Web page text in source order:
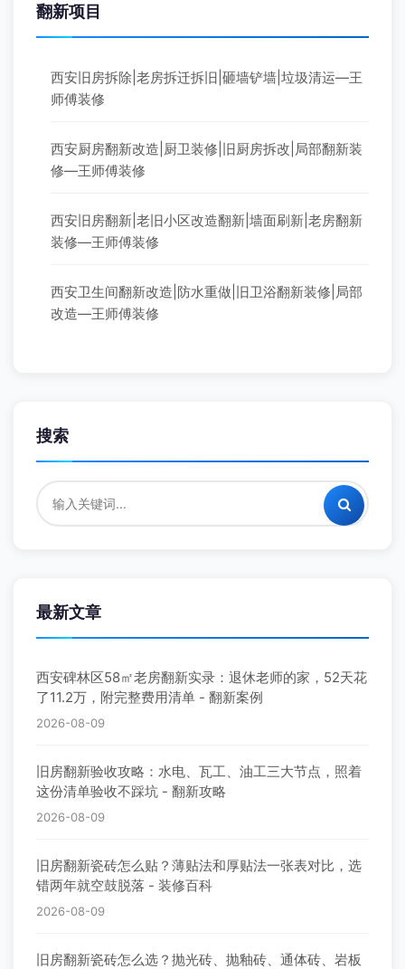
翻新项目
西安旧房拆除|老房拆迁拆旧|砸墙铲墙|垃圾清运—王
师傅装修
西安厨房翻新改造|厨卫装修|旧厨房拆改|局部翻新装
修—王师傅装修
西安旧房翻新|老旧小区改造翻新|墙面刷新|老房翻新
装修—王师傅装修
西安卫生间翻新改造|防水重做|旧卫浴翻新装修|局部
改造—王师傅装修
搜索
最新文章
西安碑林区58㎡老房翻新实录：退休老师的家，52天花
了11.2万，附完整费用清单 - 翻新案例
2026-08-09
旧房翻新验收攻略：水电、瓦工、油工三大节点，照着
这份清单验收不踩坑 - 翻新攻略
2026-08-09
旧房翻新瓷砖怎么贴？薄贴法和厚贴法一张表对比，选
错两年就空鼓脱落 - 装修百科
2026-08-09
旧房翻新瓷砖怎么选？抛光砖、抛釉砖、通体砖、岩板